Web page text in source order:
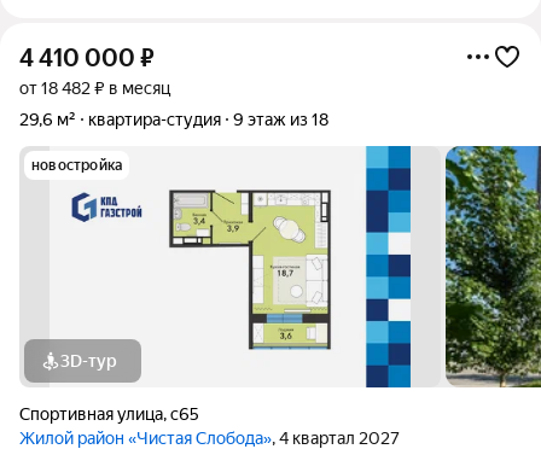
4 410 000 ₽
от 18 482 ₽ в месяц
29,6 м²
квартира-студия 9 этаж из 18
новостройка
3D-тур
Спортивная улица,с65
Жилой район «Чистая Слобода», 4 квартал 2027